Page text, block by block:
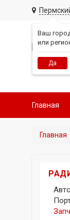
Ваш
или
Да
Главная
Главная